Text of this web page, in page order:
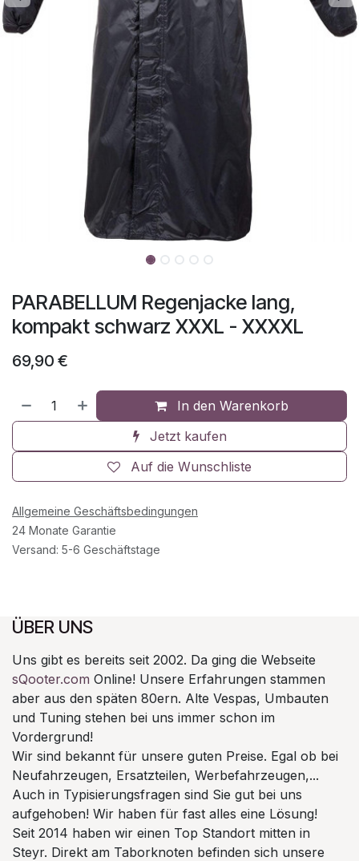
PARABELLUM Regenjacke lang,
kompakt schwarz XXXL - XXXXL
69,90 €
In den Warenkorb
Jetzt kaufen
Auf die Wunschliste
Allgemeine Geschäftsbedingungen
24 Monate Garantie
Versand: 5-6 Geschäftstage
ÜBER UNS
Uns gibt es bereits seit 2002. Da ging die Webseite
sQooter.com Online! Unsere Erfahrungen stammen
aber aus den späten 80ern. Alte Vespas, Umbauten
und Tuning stehen bei uns immer schon im
Vordergrund!
Wir sind bekannt für unsere guten Preise. Egal ob bei
Neufahrzeugen, Ersatzteilen, Werbefahrzeugen,...
Auch in Typisierungsfragen sind Sie gut bei uns
aufgehoben! Wir haben für fast alles eine Lösung!
Seit 2014 haben wir einen Top Standort mitten in
Steyr. Direkt am Taborknoten befinden sich unsere